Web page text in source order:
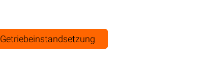
Getriebeinstandsetzung